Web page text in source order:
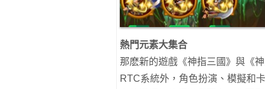
熱門元素大集合
那麽新的遊戲《神指三國》與《
RTC系統外，角色扮演、模擬和